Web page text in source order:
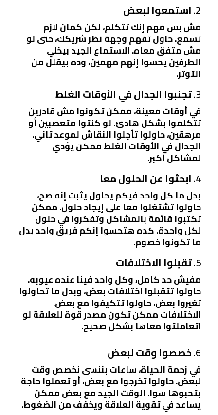
2. استمعوا لبعض
مش بس مهم إنك تتكلم، لكن كمان لازم
تسمع. حاول تفهم وجهة نظر شريكك، حتى لو
مش متفق معاه. الاستماع الجيد بيخلي
الطرفين يحسوا إنهم مهمين، وده بيقلل من
التوتر.
3. تجنبوا الجدال في الأوقات الغلط
في أوقات معينة، ممكن تكونوا مش قادرين
تتكلموا بشكل هادئ. لو كنتوا متعصبين أو
مرهقين، حاولوا تأجلوا النقاش لموعد تاني.
الجدال في الأوقات الغلط ممكن يؤدي
لمشاكل أكبر.
4. ابحثوا عن الحلول معًا
بدل ما كل واحد فيكم يحاول يثبت إنه صح،
حاولوا تشتغلوا معًا على إيجاد حلول. ممكن
تكتبوا قائمة بالمشاكل وتفكروا في حلول
لكل واحدة. كده هتحسوا إنكم فريق واحد بدل
ما تكونوا خصوم.
5. تقبلوا الاختلافات
مفيش حد كامل، وكل واحد فينا عنده عيوبه.
حاولوا تتقبلوا اختلافات بعض، وبدل ما تحاولوا
تغيروا بعض، حاولوا تتكيفوا مع بعض.
الاختلافات ممكن تكون مصدر قوة للعلاقة لو
اتعاملتوا معاها بشكل صحيح.
6. خصصوا وقت لبعض
في زحمة الحياة، ساعات بننسى نخصص وقت
لبعض. حاولوا تخرجوا مع بعض، أو تعملوا حاجة
بتحبوها سوا. الوقت الجيد مع بعض ممكن
يساعد في تقوية العلاقة ويخفف من الضغوط.